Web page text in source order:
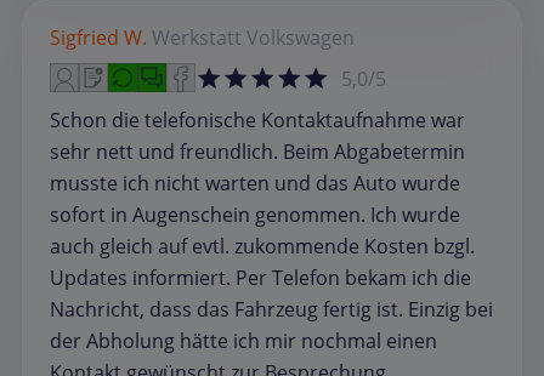
Sigfried W. Werkstatt Volkswagen
5,0/5
Schon die telefonische Kontaktaufnahme war
sehr nett und freundlich. Beim Abgabetermin
musste ich nicht warten und das Auto wurde
sofort in Augenschein genommen. Ich wurde
auch gleich auf evtl. zukommende Kosten bzgl.
Updates informiert. Per Telefon bekam ich die
Nachricht, dass das Fahrzeug fertig ist. Einzig bei
der Abholung hätte ich mir nochmal einen